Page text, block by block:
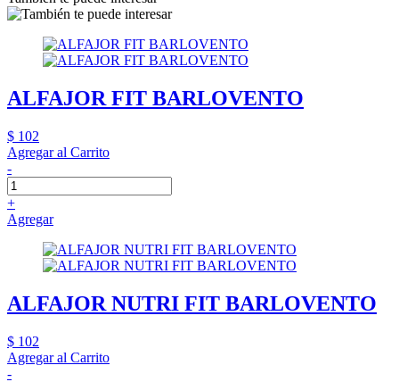
ALFAJOR FIT BARLOVENTO
$ 102
Agregar al Carrito
-
+
Agregar
ALFAJOR NUTRI FIT BARLOVENTO
$ 102
Agregar al Carrito
-